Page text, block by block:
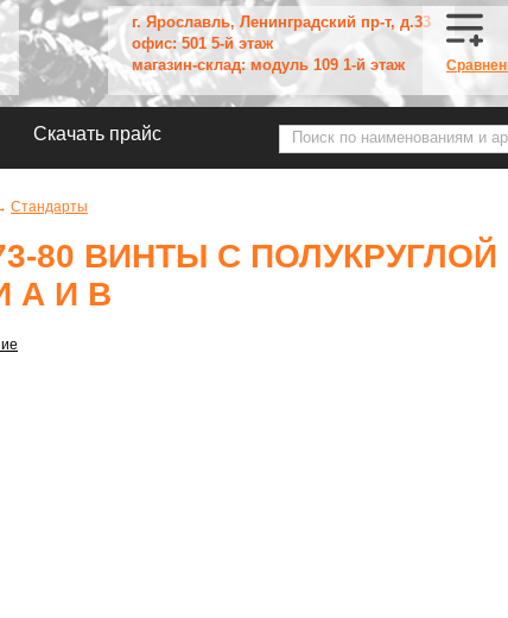
г. Ярославль, Ленинградский пр-т, д.33
офис: 501 5-й этаж
магазин-склад: модуль 109 1-й этаж
Скачать прайс
Стандарты
80 ВИНТЫ С
А И В